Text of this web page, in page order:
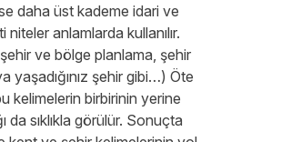
daha üst kademe idari ve
niteler anlamlarda kullanılır.
ve bölge planlama, şehir
yaşadığınız şehir gibi…) Öte
kelimelerin birbirinin yerine
da sıklıkla görülür. Sonuçta